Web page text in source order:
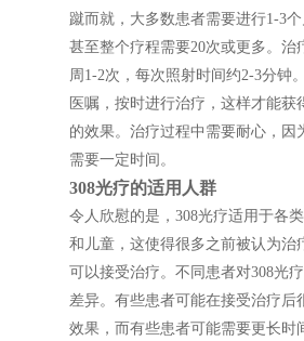
蹴而就，大多数患者需要进行1-3个
甚至整个疗程需要20次或更多。治
周1-2次，每次照射时间约2-3分钟
医嘱，按时进行治疗，这样才能获
的效果。治疗过程中需要耐心，因
需要一定时间。
308光疗的适用人群
令人欣慰的是，308光疗适用于各
和儿童，这使得很多之前被认为治
可以接受治疗。不同患者对308光
差异。有些患者可能在接受治疗后
效果，而有些患者可能需要更长时